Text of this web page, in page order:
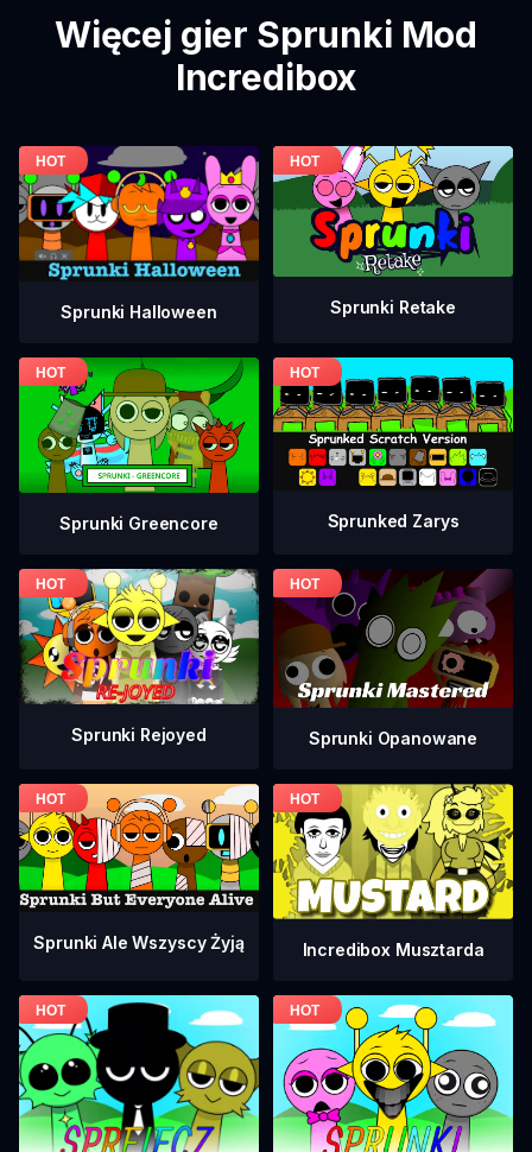
Więcej gier Sprunki Mod
Incredibox
Sprunki Halloween Sprunki Retake
Sprunki Greencore Sprunked Zarys
Sprunki Rejoyed Sprunki Opanowane
Sprunki Ale Wszyscy Żyją Incredibox Musztarda